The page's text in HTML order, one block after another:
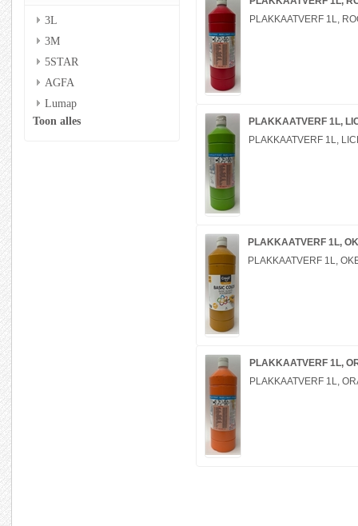
3L
3M
5STAR
AGFA
Lumap
Toon alles
PLAKKAATVERF 1L,
PLAKKAATVERF 1L,
PLAKKAATVERF 1L,
PLAKKAATVERF 1L,
PLAKKAATVERF 1L,
PLAKKAATVERF 1L,
PLAKKAATVERF 1L,